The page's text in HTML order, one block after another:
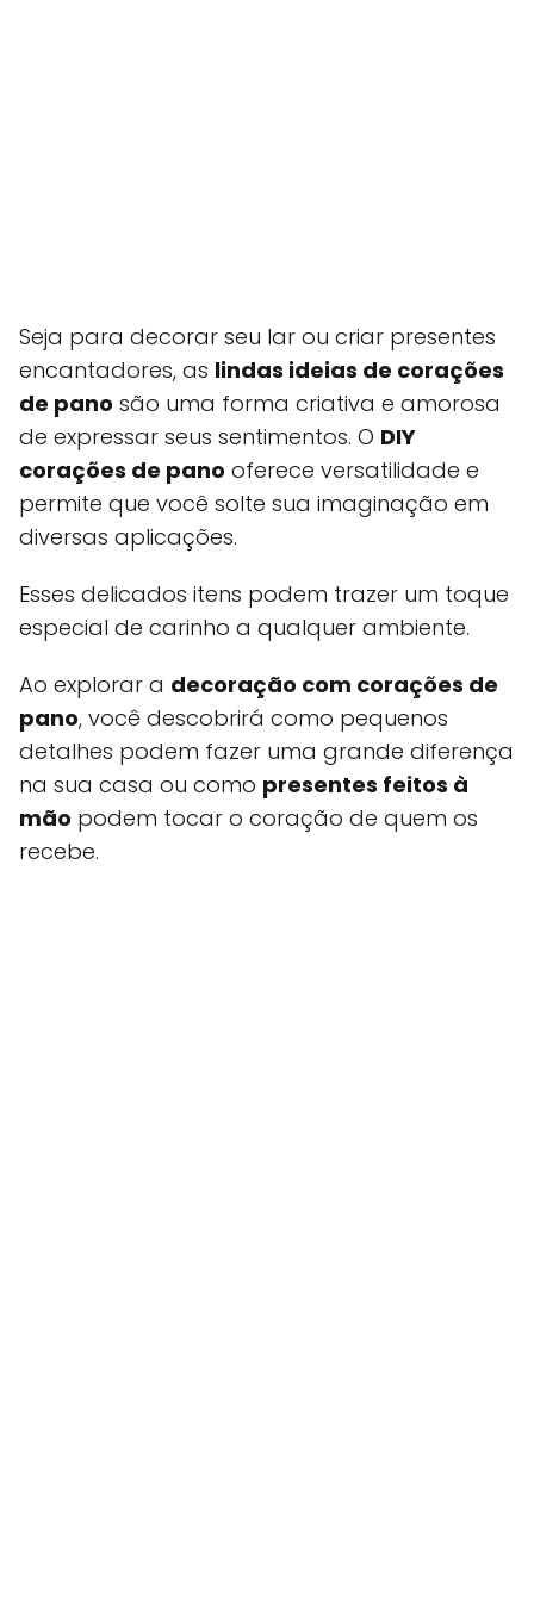
Seja para decorar seu lar ou criar presentes
encantadores, as lindas ideias de corações
de pano são uma forma criativa e amorosa
de expressar seus sentimentos. O DIY
corações de pano oferece versatilidade e
permite que você solte sua imaginação em
diversas aplicações.
Esses delicados itens podem trazer um toque
especial de carinho a qualquer ambiente.
Ao explorar a decoração com corações de
pano, você descobrirá como pequenos
detalhes podem fazer uma grande diferença
na sua casa ou como presentes feitos à
mão podem tocar o coração de quem os
recebe.